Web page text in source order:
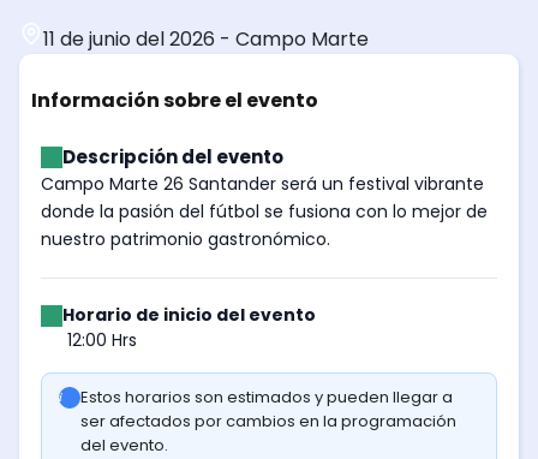
11 de junio del 2026 - Campo Marte
Información sobre el evento
Descripción del evento
Campo Marte 26 Santander será un festival vibrante
donde la pasión del fútbol se fusiona con lo mejor de
nuestro patrimonio gastronómico.
Horario de inicio del evento
12:00 Hrs
Estos horarios son estimados y pueden llegar a
ser afectados por cambios en la programación
del evento.